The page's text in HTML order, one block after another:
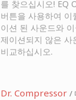
를 찾으십시오! EQ
버튼을 사용하여 이
이션 된 사운드와
제이션되지 않은 사
비교하십시오.
Dr. Compressor /